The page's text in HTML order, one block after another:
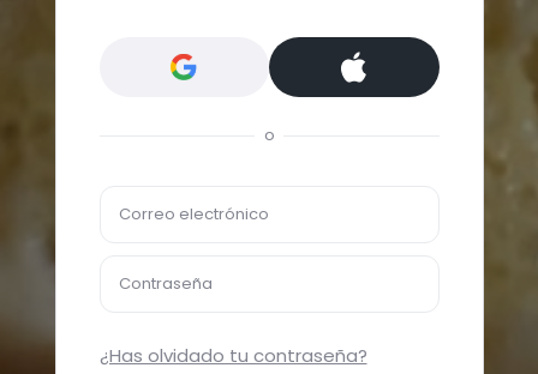
o
Correo electrónico
Contraseña
¿Has olvidado tu contraseña?